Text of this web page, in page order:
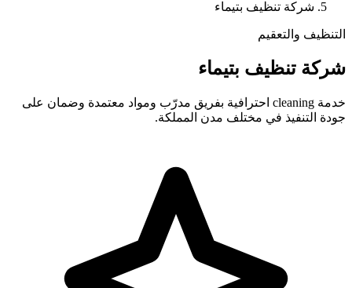
شركة تنظيف بتيماء
التنظيف والتعقيم
شركة تنظيف بتيماء
خدمة cleaning احترافية بفريق مدرّب ومواد معتمدة وضمان على
جودة التنفيذ في مختلف مدن المملكة.